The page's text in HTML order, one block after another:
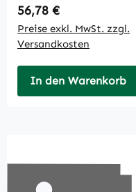
Regulärer Preis:
56,78 €
Preise exkl. MwSt. zzgl.
Versandkosten
In den Warenkorb